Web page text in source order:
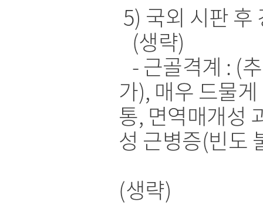
5) 국외 시판 후
(생략)
- 근골격계 : (추
가), 매우 드물
통, 면역매개성
성 근병증(빈도
(생략)